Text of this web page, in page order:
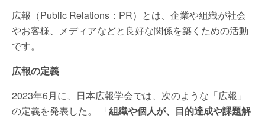
広報（Public Relations：PR）とは、企業や組織が社会
やお客様、メディアなどと良好な関係を築くための活動
です。
広報の定義
2023年6月に、日本広報学会では、次のような「広報」
の定義を発表した。 「組織や個人が、目的達成や課題解